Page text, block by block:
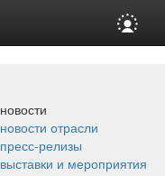
новости
новости отрасли
пресс-релизы
выставки и мероприятия